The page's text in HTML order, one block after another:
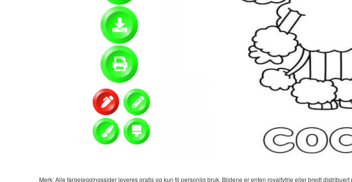
Merk: Alle fargeleggingssider leveres gratis og kun til personlig bruk. Bildene er enten royaltyfrie eller bredt